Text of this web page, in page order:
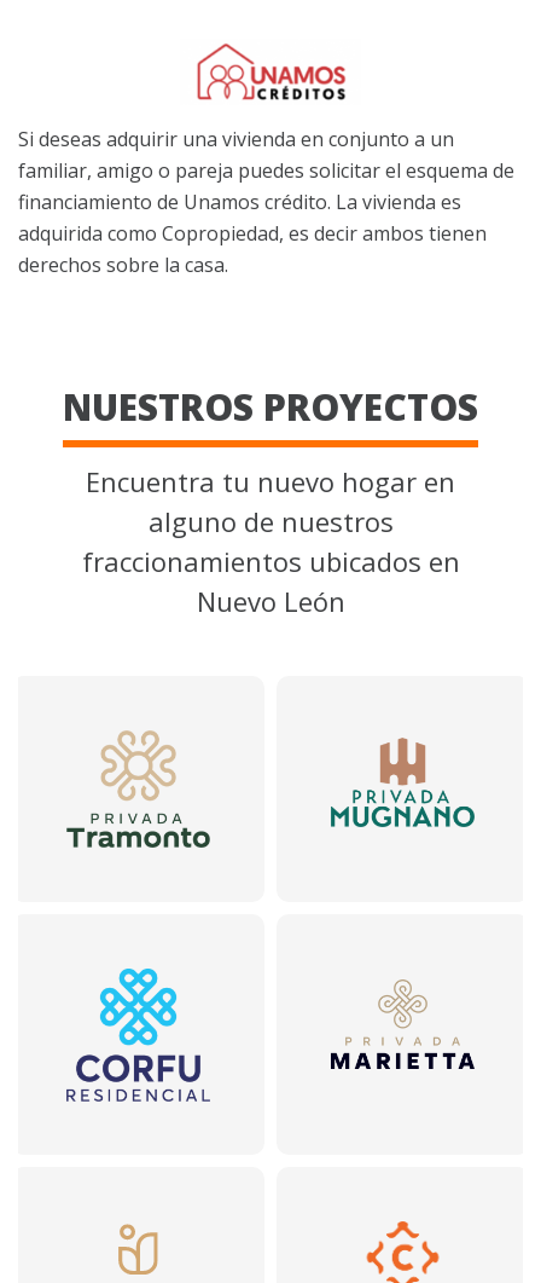
Si deseas adquirir una vivienda en conjunto a un
familiar, amigo o pareja puedes solicitar el esquema de
financiamiento de Unamos crédito. La vivienda es
adquirida como Copropiedad, es decir ambos tienen
derechos sobre la casa.
NUESTROS PROYECTOS
Encuentra tu nuevo hogar en
alguno de nuestros
fraccionamientos ubicados en
Nuevo León